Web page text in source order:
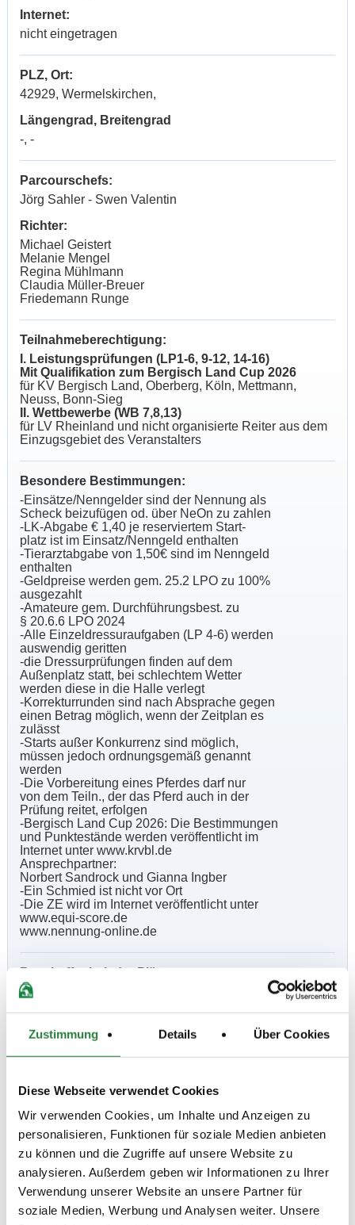
Zustimmung Details Über Cookies
Diese Webseite verwendet Cookies
Wir verwenden Cookies, um Inhalte und Anzeigen zu
personalisieren, Funktionen für soziale Medien anbieten
zu können und die Zugriffe auf unsere Website zu
analysieren. Außerdem geben wir Informationen zu Ihrer
Verwendung unserer Website an unsere Partner für
soziale Medien, Werbung und Analysen weiter. Unsere
Internet:
nicht eingetragen
PLZ, Ort:
42929, Wermelskirchen,
Längengrad, Breitengrad
-, -
Parcourschefs:
Jörg Sahler - Swen Valentin
Richter:
Michael Geistert
Melanie Mengel
Regina Mühlmann
Claudia Müller-Breuer
Friedemann Runge
Teilnahmeberechtigung:
I. Leistungsprüfungen (LP1-6, 9-12, 14-16)
Mit Qualifikation zum Bergisch Land Cup 2026
für KV Bergisch Land, Oberberg, Köln, Mettmann,
Neuss, Bonn-Sieg
II. Wettbewerbe (WB 7,8,13)
für LV Rheinland und nicht organisierte Reiter aus dem
Einzugsgebiet des Veranstalters
Besondere Bestimmungen:
-Einsätze/Nenngelder sind der Nennung als
Scheck beizufügen od. über NeOn zu zahlen
-LK-Abgabe € 1,40 je reserviertem Start-
platz ist im Einsatz/Nenngeld enthalten
-Tierarztabgabe von 1,50€ sind im Nenngeld
enthalten
-Geldpreise werden gem. 25.2 LPO zu 100%
ausgezahlt
-Amateure gem. Durchführungsbest. zu
§ 20.6.6 LPO 2024
-Alle Einzeldressuraufgaben (LP 4-6) werden
auswendig geritten
-die Dressurprüfungen finden auf dem
Außenplatz statt, bei schlechtem Wetter
werden diese in die Halle verlegt
-Korrekturrunden sind nach Absprache gegen
einen Betrag möglich, wenn der Zeitplan es
zulässt
-Starts außer Konkurrenz sind möglich,
müssen jedoch ordnungsgemäß genannt
werden
-Die Vorbereitung eines Pferdes darf nur
von dem Teiln., der das Pferd auch in der
Prüfung reitet, erfolgen
-Bergisch Land Cup 2026: Die Bestimmungen
und Punktestände werden veröffentlicht im
Internet unter www.krvbl.de
Ansprechpartner:
Norbert Sandrock und Gianna Ingber
-Ein Schmied ist nicht vor Ort
-Die ZE wird im Internet veröffentlicht unter
www.equi-score.de
www.nennung-online.de
Beschaffenheit der Plätze:
Halle: 20x40m Sand (neu)
Vorbereitungsplatz Dr. & Spr. 25x65m Sand
Vorläufige Zeitenteilung:
So. vorm.: 9,10,11,12; nachm.: 13,14,15,16
Ergebnisse:
Zu den Ergebnissen auf www.fn-erfolgsdaten.de